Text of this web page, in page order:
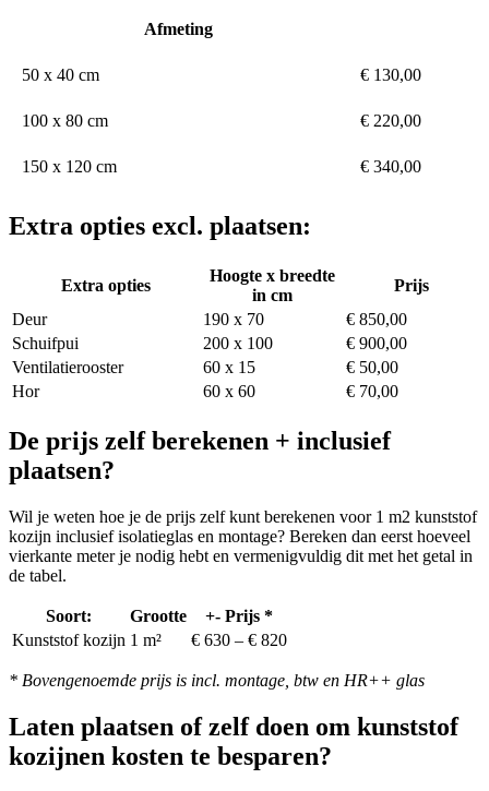
Afmeting
50 x 40 cm € 130,00
100 x 80 cm € 220,00
150 x 120 cm € 340,00
Extra opties excl. plaatsen:
Extra opties
Hoogte x breedte
in cm
Prijs
Deur
190 x 70
€ 850,00
Schuifpui
200 x 100
€ 900,00
Ventilatierooster
60 x 15
€ 50,00
Hor
60 x 60 € 70,00
De prijs zelf berekenen + inclusief
plaatsen?
Wil je weten hoe je de prijs zelf kunt berekenen voor 1 m2 kunststof
kozijn inclusief isolatieglas en montage? Bereken dan eerst hoeveel
vierkante meter je nodig hebt en vermenigvuldig dit met het getal in
de tabel.
Soort: Grootte
+- Prijs *
Kunststof kozijn 1 m² € 630 – € 820
* Bovengenoemde prijs is incl. montage, btw en HR++ glas
Laten plaatsen of zelf doen om kunststof
kozijnen kosten te besparen?